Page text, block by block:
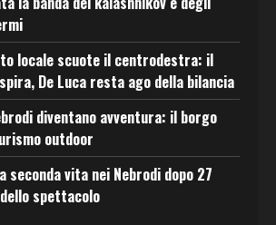
locale scuote il centrodestra: il
De Luca resta ago della bilancia
diventano avventura: il borgo
outdoor
seconda vita nei Nebrodi dopo 27
spettacolo